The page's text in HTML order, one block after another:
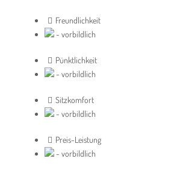
Freundlichkeit
- vorbildlich
Pünktlichkeit
- vorbildlich
Sitzkomfort
- vorbildlich
Preis-Leistung
- vorbildlich